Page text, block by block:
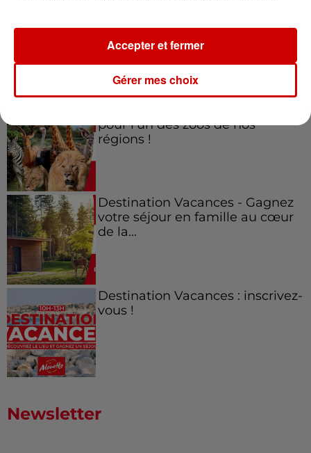
festival Marché Gourmand 2026
à Coulon !
pour l'un des zoos de nos
régions !
Destination Vacances - Gagnez
votre séjour en famille au cœur
de la...
Destination Vacances : inscrivez-
vous !
Newsletter
Gérer mes choix
Accepter et fermer